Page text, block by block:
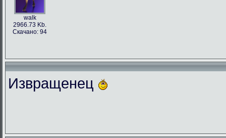
walk
2966.73 Kb.
Скачано: 94
Извращенец